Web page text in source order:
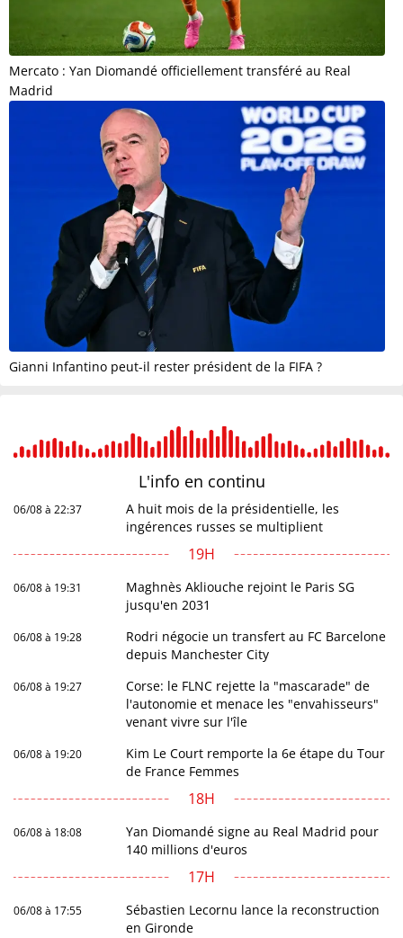
Mercato : Yan Diomandé officiellement transféré au Real
Madrid
Gianni Infantino peut-il rester président de la FIFA ?
L'info en continu
06/08 à 22:37
A huit mois de la présidentielle, les
ingérences russes se multiplient
19H
06/08 à 19:31
Maghnès Akliouche rejoint le Paris SG
jusqu'en 2031
06/08 à 19:28
Rodri négocie un transfert au FC Barcelone
depuis Manchester City
06/08 à 19:27
Corse: le FLNC rejette la "mascarade" de
l'autonomie et menace les "envahisseurs"
venant vivre sur l'île
06/08 à 19:20
Kim Le Court remporte la 6e étape du Tour
de France Femmes
18H
06/08 à 18:08
Yan Diomandé signe au Real Madrid pour
140 millions d'euros
17H
06/08 à 17:55
Sébastien Lecornu lance la reconstruction
en Gironde